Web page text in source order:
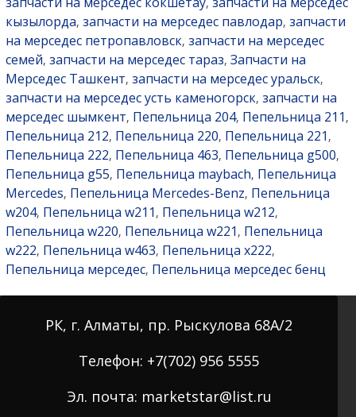
,
кызылорда, запчасти на мерседес павлодар, запчасти
на мерседес петропавловск, запчасти на мерседес
семей, запчасти на мерседес тараз, Запчасти на
Мерседес Ташкент, запчасти на мерседес уральск,
запчасти на мерседес усть каменогорск, запчасти на
мерседес шымкент, Пепельница 204, Пепельница 211 ,
Пепельница 212, Пепельница 220, Пепельница 221 ,
Пепельница 222, Пепельница 463, Пепельница g500,
Пепельница g55, Пепельница maybach, Пепельница
Mercedes, Пепельница Mercedes-Benz, Пепельница
w204, Пепельница w211 , Пепельница w212,
Пепельница w220, Пепельница w221 , Пепельница
w222, Пепельница w463, Пепельница x222,
Пепельница мерседес, Пепельница мерседес бенц
РК, г. Алматы, пр. Рыскулова 68А/2
Телефон: +7(702) 956 5555
Эл. почта: marketstar@list.ru